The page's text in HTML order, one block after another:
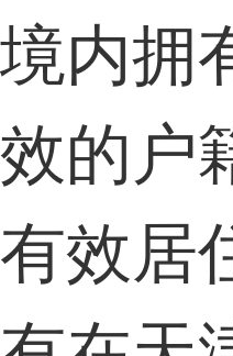
境内拥
效的户
有效居